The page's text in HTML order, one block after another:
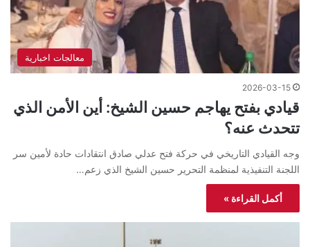
معالجات اخبارية
2026-03-15
قيادي بفتح يهاجم حسين الشيخ: أين الأمن الذي
تتحدث عنه؟
وجه القيادي التاريخي في حركة فتح عدلي صادق انتقادات حادة لأمين سر
اللجنة التنفيذية لمنظمة التحرير حسين الشيخ الذي زعم…
أكمل القراءة »